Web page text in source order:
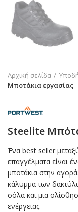
Αρχική σελίδα
Μποτάκια εργασίας
Steelite
Ένα best seller
επαγγέλματα είναι
μποτάκια στην
κάλυμμα των
σόλα και μια
ενέργειας.